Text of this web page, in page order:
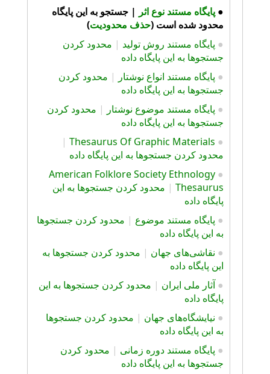
● پايگاه مستند نوع اثر | جستجو به این پایگاه
محدود شده است (حذف محدودیت)
● پايگاه مستند روش توليد | محدود کردن
جستجوها به این پایگاه داده
● پايگاه مستند انواع نوشتار | محدود کردن
جستجوها به این پایگاه داده
● پايگاه مستند موضوع نوشتار | محدود کردن
جستجوها به این پایگاه داده
●
Thesaurus Of Graphic Materials
|
محدود کردن جستجوها به این پایگاه داده
●
American Folklore Society Ethnology
Thesaurus
| محدود کردن جستجوها به این
پایگاه داده
● پايگاه مستند موضوع | محدود کردن جستجوها
به این پایگاه داده
● نقاشی‌های جهان | محدود کردن جستجوها به
این پایگاه داده
● آثار ملی ایران | محدود کردن جستجوها به این
پایگاه داده
● نیایشگاه‌های جهان | محدود کردن جستجوها
به این پایگاه داده
● پایگاه مستند دوره زمانی | محدود کردن
جستجوها به این پایگاه داده